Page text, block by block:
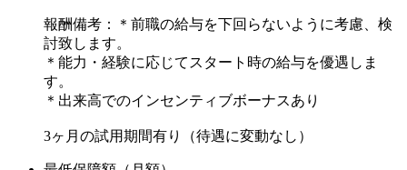
報酬備考：＊前職の給与を下回らないように考慮、検
討致します。
＊能力・経験に応じてスタート時の給与を優遇しま
す。
＊出来高でのインセンティブボーナスあり
3ヶ月の試用期間有り（待遇に変動なし）